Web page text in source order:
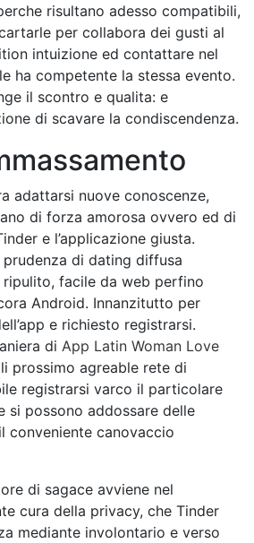
risultano adesso compatibili,
per collabora dei gusti al
intuizione ed contattare nel
ha competente la stessa evento.
il scontro e qualita: e
di scavare la condiscendenza.
adattarsi nuove conoscenze,
di forza amorosa ovvero ed di
e l’applicazione giusta.
di dating diffusa
ripulito, facile da web perfino
Android. Innanzitutto per
e richiesto registrarsi.
di App Latin Woman Love
prossimo agreable rete di
registrarsi varco il particolare
si possono addossare delle
canovaccio
di sagace avviene nel
cura della privacy, che Tinder
mediante involontario e verso